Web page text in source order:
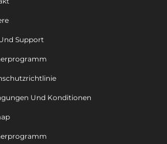
Support
Und Konditionen